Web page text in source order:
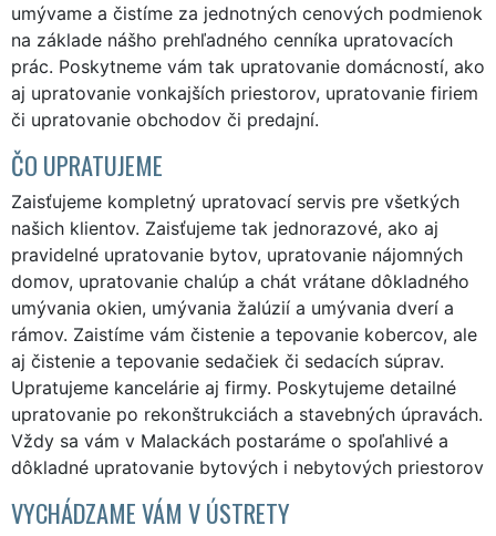
umývame a čistíme za jednotných cenových podmienok
na základe nášho prehľadného cenníka upratovacích
prác. Poskytneme vám tak upratovanie domácností, ako
aj upratovanie vonkajších priestorov, upratovanie firiem
či upratovanie obchodov či predajní.
ČO UPRATUJEME
Zaisťujeme kompletný upratovací servis pre všetkých
našich klientov. Zaisťujeme tak jednorazové, ako aj
pravidelné upratovanie bytov, upratovanie nájomných
domov, upratovanie chalúp a chát vrátane dôkladného
umývania okien, umývania žalúzií a umývania dverí a
rámov. Zaistíme vám čistenie a tepovanie kobercov, ale
aj čistenie a tepovanie sedačiek či sedacích súprav.
Upratujeme kancelárie aj firmy. Poskytujeme detailné
upratovanie po rekonštrukciách a stavebných úpravách.
Vždy sa vám v Malackách postaráme o spoľahlivé a
dôkladné upratovanie bytových i nebytových priestorov
VYCHÁDZAME VÁM V ÚSTRETY